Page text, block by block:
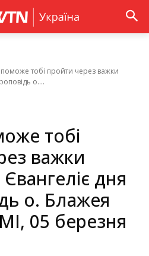
тобі пройти через важки
о....
тобі
важки
дня
о. Блажея
05 березня